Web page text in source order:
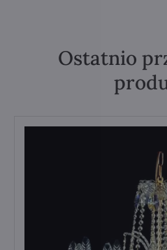
Ostatnio